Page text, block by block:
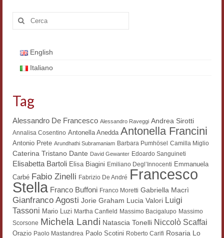
Cerca:
English
Italiano
Tag
Alessandro De Francesco Alessandro Raveggi Andrea Sirotti
Annalisa Cosentino Antonella Anedda Antonella Francini
Antonio Prete Arundhathi Subramaniam Barbara Pumhösel Camilla Miglio
Caterina Tristano Dante David Gewanter Edoardo Sanguineti
Elisabetta Bartoli Elisa Biagini Emiliano Degl’Innocenti Emmanuela
Carbé Fabio Zinelli Fabrizio De André Francesco
Stella Franco Buffoni Franco Moretti Gabriella Macrì
Gianfranco Agosti Jorie Graham Lucia Valori Luigi
Tassoni Mario Luzi Martha Canfield Massimo Bacigalupo Massimo
Scorsone Michela Landi Natascia Tonelli Niccolò Scaffai
Orazio Paolo Mastandrea Paolo Scotini Roberto Carifi Rosaria Lo